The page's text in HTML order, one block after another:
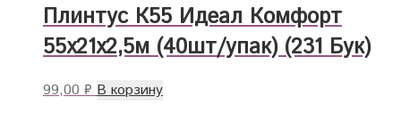
Плинтус К55 Идеал Комфорт
55х21х2,5м (40шт/упак) (231 Бук)
99,00₽ В корзину